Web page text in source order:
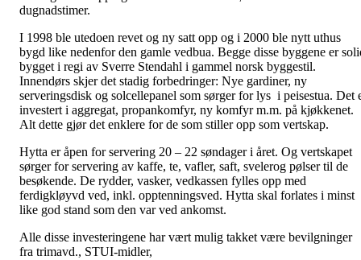
dugnadstimer.
I 1998 ble utedoen revet og ny satt opp og i 2000 ble nytt uthus
bygd like nedenfor den gamle vedbua. Begge disse byggene er
bygget i regi av Sverre Stendahl i gammel norsk byggestil.
Innendørs skjer det stadig forbedringer: Nye gardiner, ny
serveringsdisk og solcellepanel som sørger for lys i peisestua. Det
investert i aggregat, propankomfyr, ny komfyr m.m. på kjøkkenet.
Alt dette gjør det enklere for de som stiller opp som vertskap.
Hytta er åpen for servering 20 – 22 søndager i året. Og vertskapet
sørger for servering av kaffe, te, vafler, saft, svelerog pølser til de
besøkende. De rydder, vasker, vedkassen fylles opp med
ferdigkløyvd ved, inkl. opptenningsved. Hytta skal forlates i minst
like god stand som den var ved ankomst.
Alle disse investeringene har vært mulig takket være bevilgninger
fra trimavd., STUI-midler,